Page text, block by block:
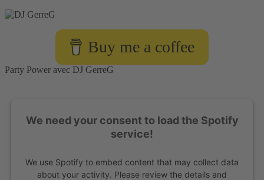
de
Buy me a coffee
Party Power avec DJ GerreG
We need your consent to load the Spotify
service!
We use Spotify to embed content that may collect data
about your activity. Please review the details and